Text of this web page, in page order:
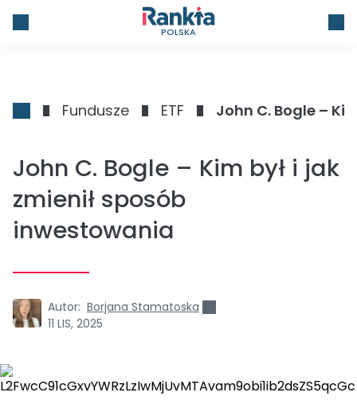
POLSKA
Fundusze ETF John C. Bogle –
John C. Bogle – Kim był i jak
zmienił sposób
inwestowania
Autor: Borjana Stamatoska
11 LIS, 2025